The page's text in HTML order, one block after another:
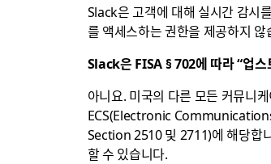
Slack은 고객에 대해 실시간 감시
를 액세스하는 권한을 제공하지
Slack은 FISA § 702에 따라 “업
아니요. 미국의 다른 모든 커뮤니
ECS(Electronic
Section 2510 및 2711)에 해당합
할 수 있습니다.